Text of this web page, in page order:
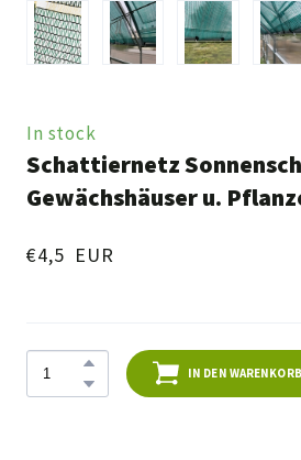
In stock
Schattiernetz
Gewächshäuser u.
€4,5  EUR
IN DEN WARENKORB